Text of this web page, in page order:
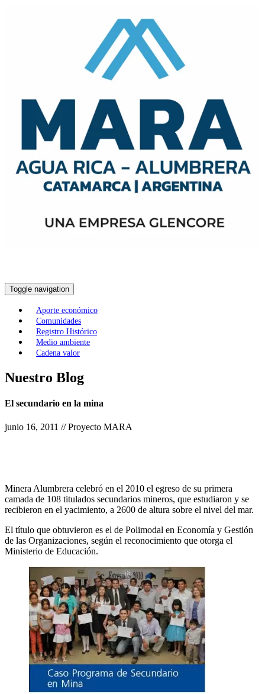
Toggle navigation
Aporte económico
Comunidades
Registro Histórico
Medio ambiente
Cadena valor
Nuestro Blog
El secundario en la mina
junio 16, 2011 // Proyecto MARA
Minera Alumbrera celebró en el 2010 el egreso de su primera
camada de 108 titulados secundarios mineros, que estudiaron y se
recibieron en el yacimiento, a 2600 de altura sobre el nivel del mar.
El título que obtuvieron es el de Polimodal en Economía y Gestión
de las Organizaciones, según el reconocimiento que otorga el
Ministerio de Educación.